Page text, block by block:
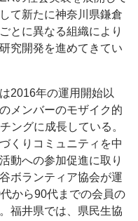
て新たに神奈川県鎌倉
とに異なる組織により
究開発を進めてきてい
2016年の運用開始以
メンバーのモザイク的
ングに成長している。
くりコミュニティを中
動への参加促進に取り
ボランティア協会が運
から90代までの会員の
福井県では、県民生協